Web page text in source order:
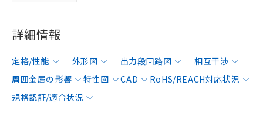
詳細情報
定格/性能 外形図 出力段回路図
相互干渉
周囲金属の影響
特性図 CAD
RoHS/REACH対応状況
規格認証/適合状況